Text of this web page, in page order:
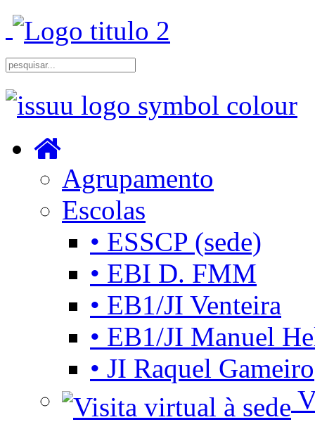
Agrupamento
Escolas
• ESSCP (sede)
• EBI D. FMM
• EB1/JI Venteira
• EB1/JI Manuel
• JI Raquel Gameiro